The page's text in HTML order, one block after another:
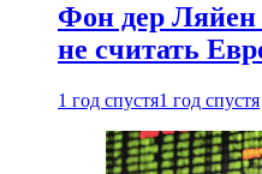
Фон дер Ляйен
не считать
1 год спустя1 год спустя